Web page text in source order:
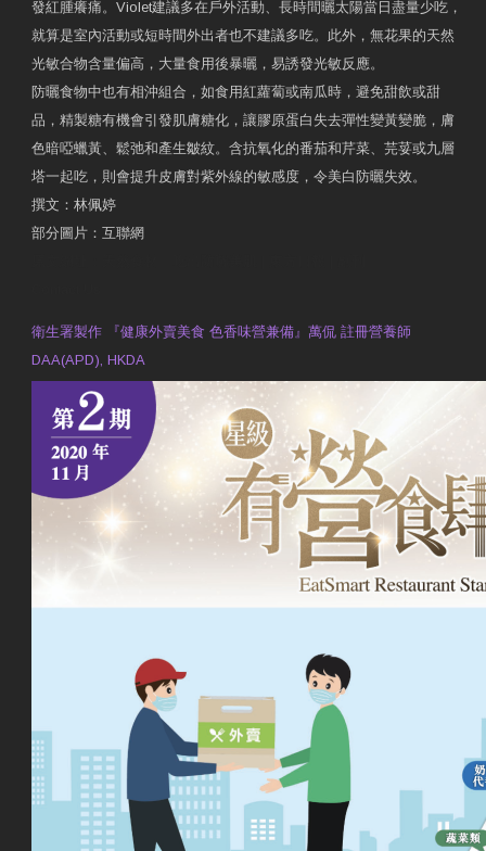
發紅腫癢痛。Violet建議多在戶外活動、長時間曬太陽當日盡量少吃，
就算是室內活動或短時間外出者也不建議多吃。此外，無花果的天然
光敏合物含量偏高，大量食用後暴曬，易誘發光敏反應。
防曬食物中也有相沖組合，如食用紅蘿蔔或南瓜時，避免甜飲或甜
品，精製糖有機會引發肌膚糖化，讓膠原蛋白失去彈性變黃變脆，膚
色暗啞蠟黃、鬆弛和產生皺紋。含抗氧化的番茄和芹菜、芫荽或九層
塔一起吃，則會提升皮膚對紫外線的敏感度，令美白防曬失效。
撰文：林佩婷
部分圖片：互聯網
衛生署製作 『健康外賣美食 色香味營兼備』萬侃 註冊營養師
DAA(APD), HKDA